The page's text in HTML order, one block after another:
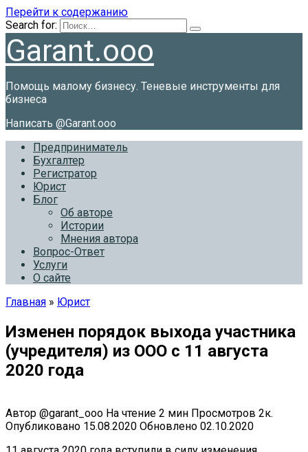
Перейти к содержанию
Search for:
Garant.ooo
Помощь малому бизнесу. Теневые инструменты для
бизнеса
Написать @Garant.ooo
Предприниматель
Бухгалтер
Регистратор
Юрист
Блог
Об авторе
Истории
Мнения автора
Вопрос-Ответ
Услуги
О сайте
Главная » Юрист
Изменен порядок выхода участника
(учредителя) из ООО с 11 августа
2020 года
Автор @garant_ooo На чтение 2 мин Просмотров 2к.
Опубликовано 15.08.2020 Обновлено 02.10.2020